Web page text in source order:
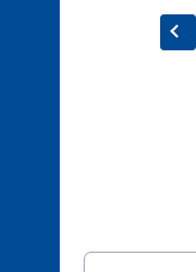
←